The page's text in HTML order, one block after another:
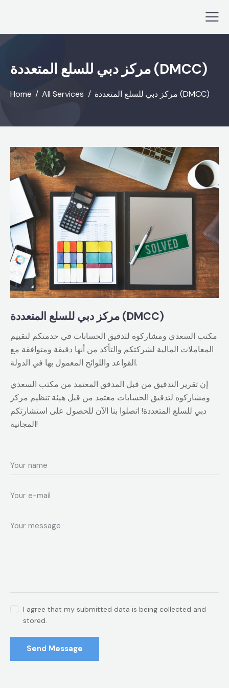
مركز دبي للسلع المتعددة (DMCC)
Home All Services مركز دبي للسلع المتعددة (DMCC)
مركز دبي للسلع المتعددة (DMCC)
مكتب السعدي ومشاركوه لتدقيق الحسابات في خدمتكم لتقييم
المعاملات المالية لشركتكم والتأكد من أنها دقيقة ومتوافقة مع
القواعد واللوائح المعمول بها في الدولة.
إن تقرير التدقيق من قبل المدقق المعتمد من مكتب السعدي
ومشاركوه لتدقيق الحسابات معتمد من قبل هيئة تنظيم مركز
دبي للسلع المتعددة! اتصلوا بنا الآن للحصول على استشارتكم
المجانية!
I agree that my submitted data is being collected and
stored.
Send Message